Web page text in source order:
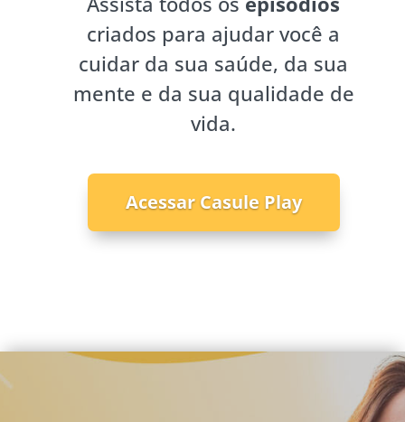
criados para ajudar você a
cuidar da sua saúde, da sua
mente e da sua qualidade de
vida.
Acessar Casule Play